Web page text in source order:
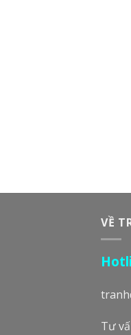
VỀ
Tư